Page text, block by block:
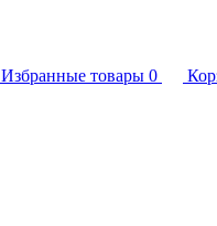
Избранные товары 0